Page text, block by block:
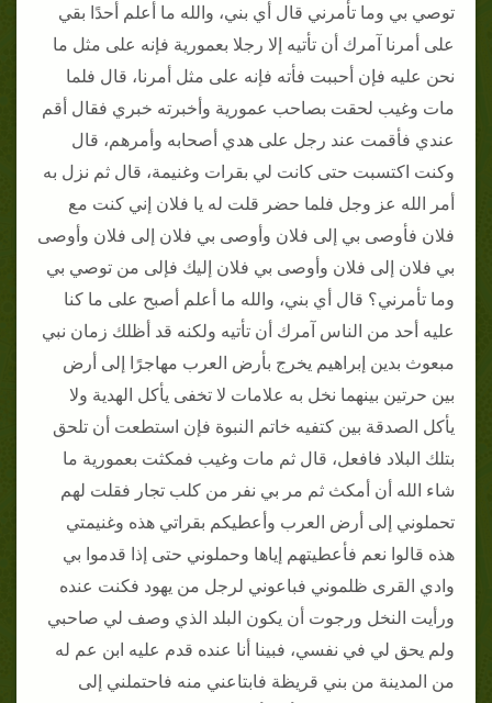
توصي بي وما تأمرني قال أي بني، والله ما أعلم أحدًا بقي
على أمرنا آمرك أن تأتيه إلا رجلا بعمورية فإنه على مثل ما
نحن عليه فإن أحببت فأته فإنه على مثل أمرنا، قال فلما
مات وغيب لحقت بصاحب عمورية وأخبرته خبري فقال أقم
عندي فأقمت عند رجل على هدي أصحابه وأمرهم، قال
وكنت اكتسبت حتى كانت لي بقرات وغنيمة، قال ثم نزل به
أمر الله عز وجل فلما حضر قلت له يا فلان إني كنت مع
فلان فأوصى بي إلى فلان وأوصى بي فلان إلى فلان وأوصى
بي فلان إلى فلان وأوصى بي فلان إليك فإلى من توصي بي
وما تأمرني؟ قال أي بني، والله ما أعلم أصبح على ما كنا
عليه أحد من الناس آمرك أن تأتيه ولكنه قد أظلك زمان نبي
مبعوث بدين إبراهيم يخرج بأرض العرب مهاجرًا إلى أرض
بين حرتين بينهما نخل به علامات لا تخفى يأكل الهدية ولا
يأكل الصدقة بين كتفيه خاتم النبوة فإن استطعت أن تلحق
بتلك البلاد فافعل، قال ثم مات وغيب فمكثت بعمورية ما
شاء الله أن أمكث ثم مر بي نفر من كلب تجار فقلت لهم
تحملوني إلى أرض العرب وأعطيكم بقراتي هذه وغنيمتي
هذه قالوا نعم فأعطيتهم إياها وحملوني حتى إذا قدموا بي
وادي القرى ظلموني فباعوني لرجل من يهود فكنت عنده
ورأيت النخل ورجوت أن يكون البلد الذي وصف لي صاحبي
ولم يحق لي في نفسي، فبينا أنا عنده قدم عليه ابن عم له
من المدينة من بني قريظة فابتاعني منه فاحتملني إلى